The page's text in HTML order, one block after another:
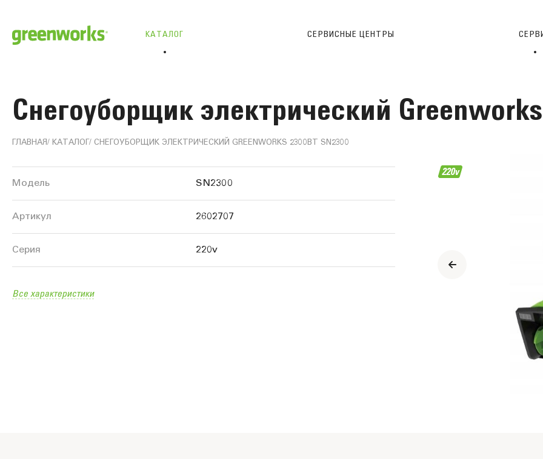
КАТАЛОГ СЕРВИСНЫЕ ЦЕНТРЫ
Снегоуборщик электрический Greenworks
ГЛАВНАЯ КАТАЛОГ СНЕГОУБОРЩИК ЭЛЕКТРИЧЕСКИЙ GREENWORKS 2300ВТ SN2300
Информация
о
продукте
Модель SN2300
Артикул 2602707
Серия 220v
Все характеристики